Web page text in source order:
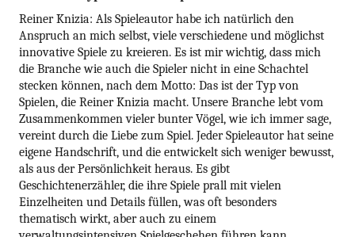
Reiner Knizia: Als Spieleautor habe ich natürlich den
Anspruch an mich selbst, viele verschiedene und möglichst
innovative Spiele zu kreieren. Es ist mir wichtig, dass mich
die Branche wie auch die Spieler nicht in eine Schachtel
stecken können, nach dem Motto: Das ist der Typ von
Spielen, die Reiner Knizia macht. Unsere Branche lebt vom
Zusammenkommen vieler bunter Vögel, wie ich immer sage,
vereint durch die Liebe zum Spiel. Jeder Spieleautor hat seine
eigene Handschrift, und die entwickelt sich weniger bewusst,
als aus der Persönlichkeit heraus. Es gibt
Geschichtenerzähler, die ihre Spiele prall mit vielen
Einzelheiten und Details füllen, was oft besonders
thematisch wirkt, aber auch zu einem